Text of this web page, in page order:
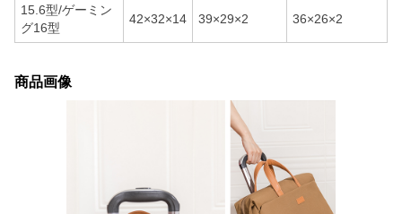
15.6型/ゲーミン
グ16型
42×32×14 39×29×2 36×26×2
商品画像